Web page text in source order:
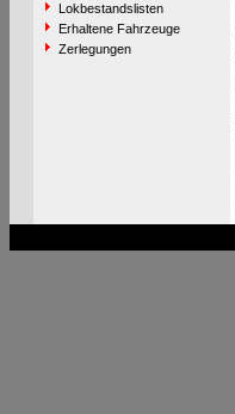
Lokbestandslisten
Erhaltene Fahrzeuge
Zerlegungen